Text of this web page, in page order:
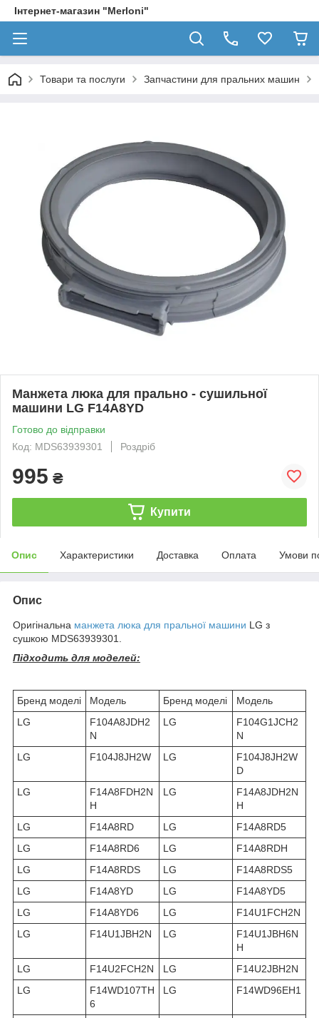
Інтернет-магазин "Merloni"
Товари та послуги Запчастини для пральних машин
Манжета люка для прально - сушильної
машини LG F14A8YD
Готово до відправки
Код: MDS63939301
Роздріб
995 ₴
Купити
Опис Характеристики Доставка Оплата Умови
Опис
Оригінальна манжета люка для пральної машини LG з
сушкою MDS63939301.
Підходить для моделей:
Бренд моделі Модель Бренд моделі
Модель
LG
F104A8JDH2
N
LG
F104G1JCH2
N
LG
F104J8JH2W LG
F104J8JH2W
D
LG
F14A8FDH2N
H
LG
F14A8JDH2N
H
LG
F14A8RD LG
F14A8RD5
LG
F14A8RD6 LG
F14A8RDH
LG
F14A8RDS LG
F14A8RDS5
LG
F14A8YD LG
F14A8YD5
LG
F14A8YD6 LG
F14U1FCH2N
LG
F14U1JBH2N LG
F14U1JBH6N
H
LG
F14U2FCH2N LG
F14U2JBH2N
LG
F14WD107TH
6
LG F14WD96EH1